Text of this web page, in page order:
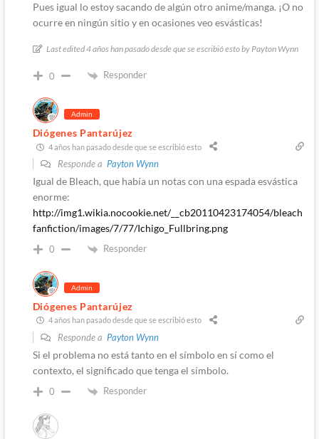
Pues igual lo estoy sacando de algún otro anime/manga. ¡O no
ocurre en ningún sitio y en ocasiones veo esvásticas!
Last edited 4 años han pasado desde que se escribió esto by Payton Wynn
0 Responder
Admin
Diógenes Pantarújez
4 años han pasado desde que se escribió esto
Responde a Payton Wynn
Igual de Bleach, que había un notas con una espada esvástica
enorme:
http://img1.wikia.nocookie.net/__cb20110423174054/bleach
fanfiction/images/7/77/Ichigo_Fullbring.png
0 Responder
Admin
Diógenes Pantarújez
4 años han pasado desde que se escribió esto
Responde a Payton Wynn
Si el problema no está tanto en el símbolo en sí como el
contexto, el significado que tenga el símbolo.
0 Responder